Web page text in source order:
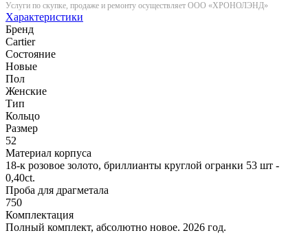
Услуги по скупке, продаже и ремонту осуществляет ООО «ХРОНОЛЭНД»
Характеристики
Бренд
Cartier
Состояние
Новые
Пол
Женские
Тип
Кольцо
Размер
52
Материал корпуса
18-к розовое золото, бриллианты круглой огранки 53 шт -
0,40ct.
Проба для драгметала
750
Комплектация
Полный комплект, абсолютно новое. 2026 год.